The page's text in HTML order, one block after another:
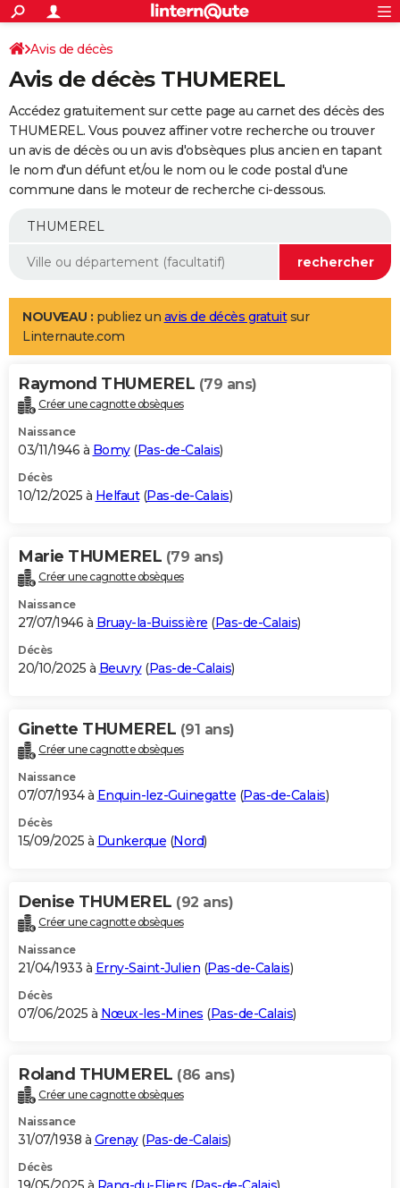
ACTUALITÉS
Politique
Société
Faits Divers
Education
Monde
Villes
+
SPORT
Coupe du monde 2026
Football
Tennis
Cyclisme
Rugby
Forum
Programme TV
TNT
Streaming
Cinéma
Sorties cinéma
Musique
+
FINANCE
Impôts
Immobilier
Risques naturels par ville
Banque
Assurance
Crédit
AUTO
Essais
Réserver un essai
Citadines
Berlines
SUV
Forum auto
+
Mobiles
Meilleur smartphone
Internet
Ordinateurs
Jeux vidéo
Guide high-tech
Aménagement intérieur
LIFESTYLE
Art de vivre
Bien-être
Loisirs
Mode
Modes de vie
Alimentation
Guide de la santé
Maladies
Médicaments
Sommeil
VOYAGE
Destinations
City break
Voyage nature
Voyage de noces
Forum
Climat
+PHOTO
GUIDES D'ACHAT
BONS PLANS
Carte de Noël
Carte Bonne année
Carte Saint-Valentin
Carte Pâques
Carte d'anniversaire
DICTIONNAIRE
Dictionnaire
Biographies
Citations
Expressions
Proverbes
PROGRAMME TV
S'inscrire
Se connecter
Lycées
Collèges
Primaires
Universités
Entreprises
Service militaire
Avis de recherche
AVIS DE DÉCÈS
Bricolage
Lifestyle
Culture
Sport
Auto
Television
Voyage
Cinema
Avis de décès
Avis de décès THUMEREL
Accédez gratuitement sur cette page au carnet des décès des
THUMEREL. Vous pouvez affiner votre recherche ou trouver
un avis de décès ou un avis d'obsèques plus ancien en tapant
le nom d'un défunt et/ou le nom ou le code postal d'une
commune dans le moteur de recherche ci-dessous.
NOUVEAU : publiez un avis de décès gratuitsur
Linternaute.com
Raymond THUMEREL (79 ans)
Créer une cagnotte obsèques
Naissance
03/11/1946 à Bomy(Pas-de-Calais)
Décès
10/12/2025 à Helfaut(Pas-de-Calais)
Marie THUMEREL (79 ans)
Créer une cagnotte obsèques
Naissance
27/07/1946 à Bruay-la-Buissière (Pas-de-Calais)
Décès
20/10/2025 à Beuvry(Pas-de-Calais)
Ginette THUMEREL (91 ans)
Créer une cagnotte obsèques
Naissance
07/07/1934 à Enquin-lez-Guinegatte (Pas-de-Calais)
Décès
15/09/2025 à Dunkerque (Nord)
Denise THUMEREL (92 ans)
Créer une cagnotte obsèques
Naissance
21/04/1933 à Erny-Saint-Julien (Pas-de-Calais)
Décès
07/06/2025 à Nœux-les-Mines (Pas-de-Calais)
Roland THUMEREL (86 ans)
Créer une cagnotte obsèques
Naissance
31/07/1938 à Grenay(Pas-de-Calais)
Décès